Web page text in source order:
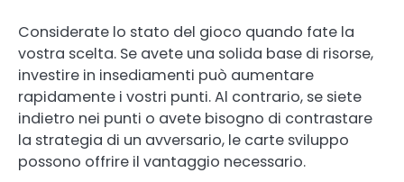
Considerate lo stato del gioco quando fate la
vostra scelta. Se avete una solida base di risorse,
investire in insediamenti può aumentare
rapidamente i vostri punti. Al contrario, se siete
indietro nei punti o avete bisogno di contrastare
la strategia di un avversario, le carte sviluppo
possono offrire il vantaggio necessario.